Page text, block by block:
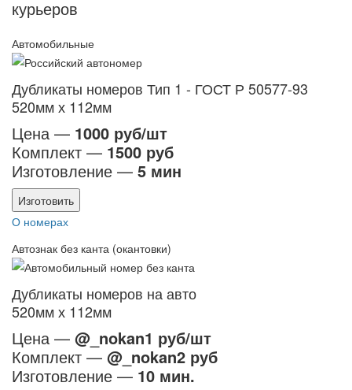
курьеров
Автомобильные
Дубликаты номеров Тип 1 - ГОСТ Р 50577-93
520мм х 112мм
Цена — 1000 руб/шт
Комплект — 1500 руб
Изготовление — 5 мин
Изготовить
О номерах
Автознак без канта (окантовки)
Дубликаты номеров на авто
520мм х 112мм
Цена — @_nokan1 руб/шт
Комплект — @_nokan2 руб
Изготовление — 10 мин.